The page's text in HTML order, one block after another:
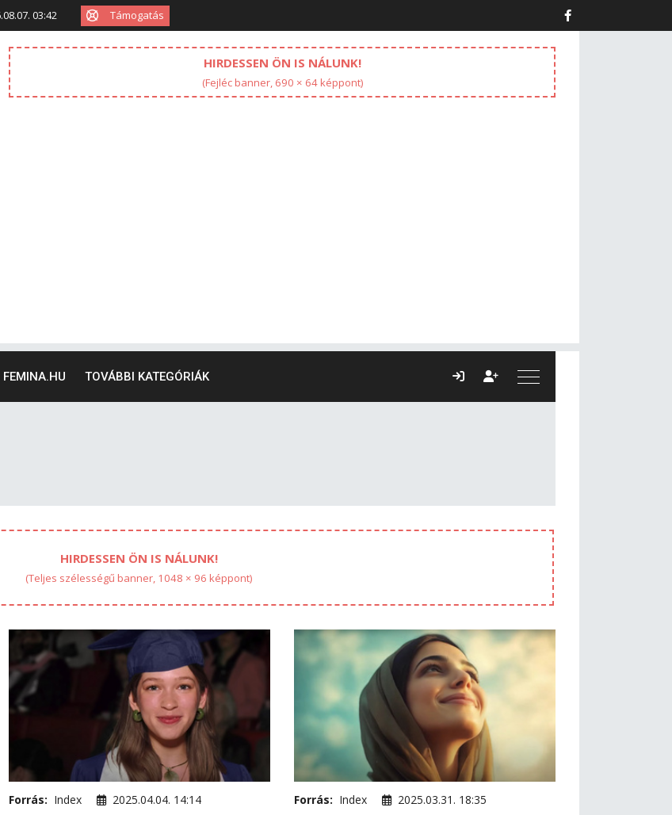
03:42 Támogatás
HIRDESSEN ÖN IS NÁLUNK!
(Fejléc banner, 690 × 64 képpont)
FEMINA.HU TOVÁBBI KATEGÓRIÁK
HIRDESSEN ÖN IS NÁLUNK!
(Teljes szélességű banner, 1048 × 96 képpont)
Forrás: Index 2025.04.04. 14:14 Forrás: Index 2025.03.31. 18:35